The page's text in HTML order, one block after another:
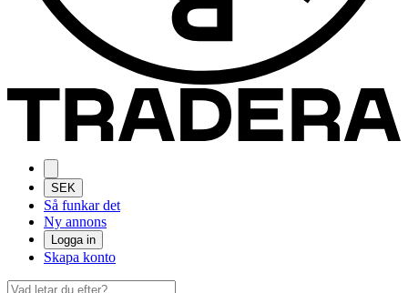
SEK
Så funkar det
Ny annons
Logga in
Skapa konto